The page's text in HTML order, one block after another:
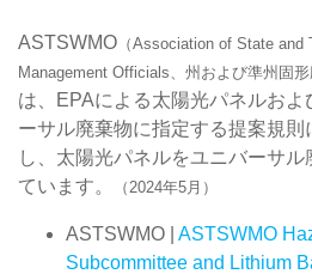
ASTSWMO （Association of State
Management Officials、州および準州固形
は、EPAによる太陽光パネルお
ーサル廃棄物に指定する提案規
し、太陽光パネルをユニバーサ
ています。
（2024年5月）
ASTSWMO | ASTSWMO
Subcommittee and Lithium